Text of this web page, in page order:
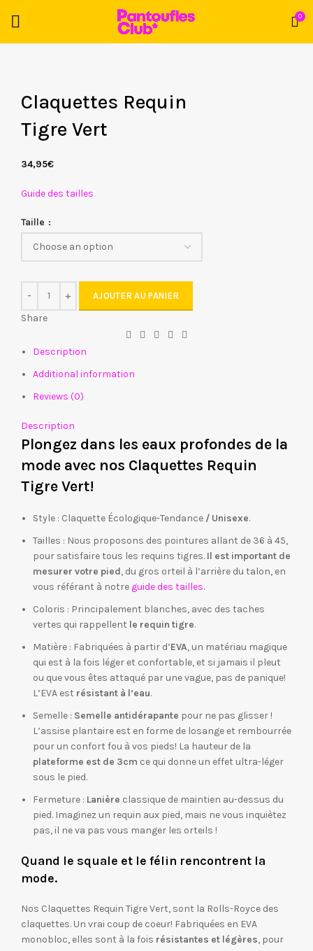
0
Claquettes Requin
Tigre Vert
34,95€
Guide des tailles
Taille
AJOUTER AU PANIER
Share
Description
Additional information
Reviews (0)
Description
Plongez dans les eaux profondes de la
mode avec nos Claquettes Requin
Tigre Vert!
Style : Claquette Écologique-Tendance / Unisexe.
Tailles : Nous proposons des pointures allant de 36 à 45,
pour satisfaire tous les requins tigres. Il est important de
mesurer votre pied, du gros orteil à l’arrière du talon, en
vous référant à notre guide des tailles.
Coloris : Principalement blanches, avec des taches
vertes qui rappellent le requin tigre.
Matière : Fabriquées à partir d’EVA, un matériau magique
qui est à la fois léger et confortable, et si jamais il pleut
ou que vous êtes attaqué par une vague, pas de panique!
L’EVA est résistant à l’eau.
Semelle : Semelle antidérapante pour ne pas glisser !
L’assise plantaire est en forme de losange et rembourrée
pour un confort fou à vos pieds! La hauteur de la
plateforme est de 3cm ce qui donne un effet ultra-léger
sous le pied.
Fermeture : Lanière classique de maintien au-dessus du
pied. Imaginez un requin aux pied, mais ne vous inquiètez
pas, il ne va pas vous manger les orteils !
Quand le squale et le félin rencontrent la
mode.
Nos Claquettes Requin Tigre Vert, sont la Rolls-Royce des
claquettes. Un vrai coup de coeur! Fabriquées en EVA
monobloc, elles sont à la fois résistantes et légères, pour